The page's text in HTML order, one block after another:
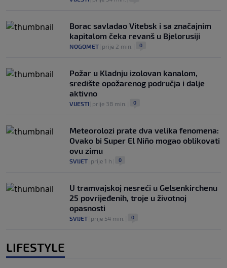
Borac savladao Vitebsk i sa značajnim
kapitalom čeka revanš u Bjelorusiji
NOGOMET prije 2 min. 0
Požar u Kladnju izolovan kanalom,
središte opožarenog područja i dalje
aktivno
VIJESTI prije 38 min. 0
Meteorolozi prate dva velika fenomena:
Ovako bi Super El Niño mogao oblikovati
ovu zimu
SVIJET prije 1 h 0
U tramvajskoj nesreći u Gelsenkirchenu
25 povrijeđenih, troje u životnoj
opasnosti
SVIJET prije 54 min. 0
LIFESTYLE